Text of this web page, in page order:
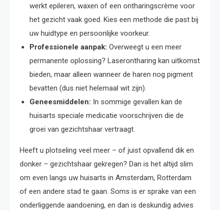
werkt epileren, waxen of een ontharingscrème voor
het gezicht vaak goed. Kies een methode die past bij
uw huidtype en persoonlijke voorkeur.
Professionele aanpak: Overweegt u een meer
permanente oplossing? Laserontharing kan uitkomst
bieden, maar alleen wanneer de haren nog pigment
bevatten (dus niet helemaal wit zijn).
Geneesmiddelen: In sommige gevallen kan de
huisarts speciale medicatie voorschrijven die de
groei van gezichtshaar vertraagt.
Heeft u plotseling veel meer – of juist opvallend dik en
donker – gezichtshaar gekregen? Dan is het altijd slim
om even langs uw huisarts in Amsterdam, Rotterdam
of een andere stad te gaan. Soms is er sprake van een
onderliggende aandoening, en dan is deskundig advies